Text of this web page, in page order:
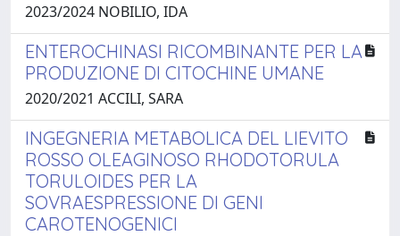
2023/2024 NOBILIO, IDA
ENTEROCHINASI RICOMBINANTE PER LA
PRODUZIONE DI CITOCHINE UMANE
2020/2021 ACCILI, SARA
INGEGNERIA METABOLICA DEL LIEVITO
ROSSO OLEAGINOSO RHODOTORULA
TORULOIDES PER LA
SOVRAESPRESSIONE DI GENI
CAROTENOGENICI